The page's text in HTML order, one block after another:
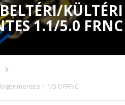
KÜLTÉRI
1.1/5.0 FRNC
1.1/5.0 FRNC